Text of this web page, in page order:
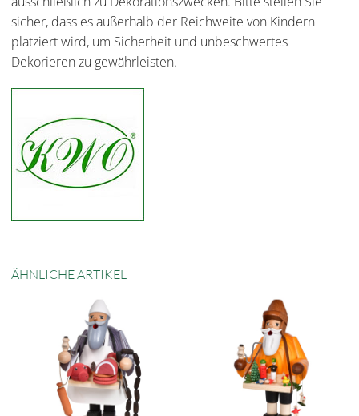
sicher, dass es außerhalb der Reichweite von Kindern
platziert wird, um Sicherheit und unbeschwertes
Dekorieren zu gewährleisten.
ÄHNLICHE ARTIKEL